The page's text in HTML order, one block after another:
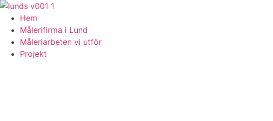
Skip
content
Hem
Målerifirma i Lund
Måleriarbeten vi utför
Projekt